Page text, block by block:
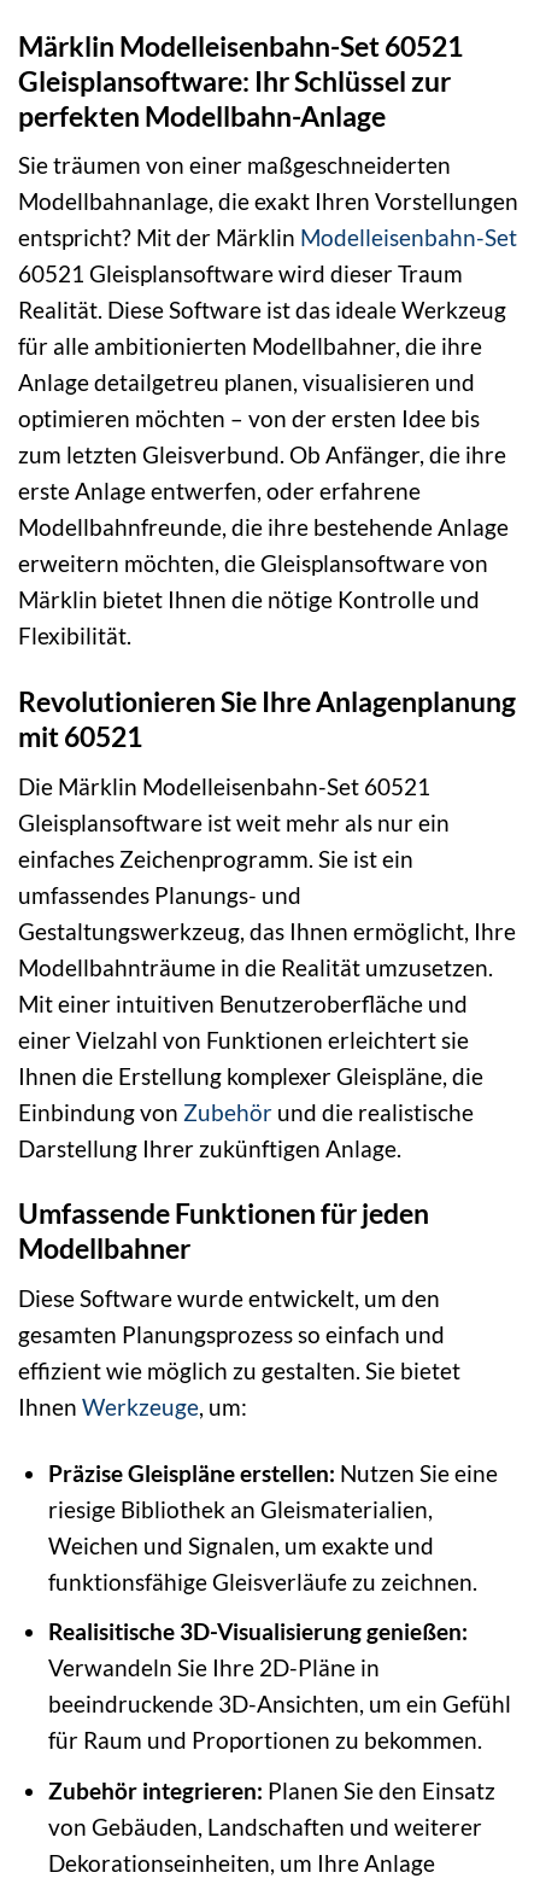
Märklin Modelleisenbahn-Set 60521
Gleisplansoftware: Ihr Schlüssel zur
perfekten Modellbahn-Anlage
Sie träumen von einer maßgeschneiderten
Modellbahnanlage, die exakt Ihren Vorstellungen
entspricht? Mit der Märklin Modelleisenbahn-Set
60521 Gleisplansoftware wird dieser Traum
Realität. Diese Software ist das ideale Werkzeug
für alle ambitionierten Modellbahner, die ihre
Anlage detailgetreu planen, visualisieren und
optimieren möchten – von der ersten Idee bis
zum letzten Gleisverbund. Ob Anfänger, die ihre
erste Anlage entwerfen, oder erfahrene
Modellbahnfreunde, die ihre bestehende Anlage
erweitern möchten, die Gleisplansoftware von
Märklin bietet Ihnen die nötige Kontrolle und
Flexibilität.
Revolutionieren Sie Ihre Anlagenplanung
mit 60521
Die Märklin Modelleisenbahn-Set 60521
Gleisplansoftware ist weit mehr als nur ein
einfaches Zeichenprogramm. Sie ist ein
umfassendes Planungs- und
Gestaltungswerkzeug, das Ihnen ermöglicht, Ihre
Modellbahnträume in die Realität umzusetzen.
Mit einer intuitiven Benutzeroberfläche und
einer Vielzahl von Funktionen erleichtert sie
Ihnen die Erstellung komplexer Gleispläne, die
Einbindung von Zubehör und die realistische
Darstellung Ihrer zukünftigen Anlage.
Umfassende Funktionen für jeden
Modellbahner
Diese Software wurde entwickelt, um den
gesamten Planungsprozess so einfach und
effizient wie möglich zu gestalten. Sie bietet
Ihnen Werkzeuge, um:
Präzise Gleispläne erstellen: Nutzen Sie eine
riesige Bibliothek an Gleismaterialien,
Weichen und Signalen, um exakte und
funktionsfähige Gleisverläufe zu zeichnen.
Realisitische 3D-Visualisierung genießen:
Verwandeln Sie Ihre 2D-Pläne in
beeindruckende 3D-Ansichten, um ein Gefühl
für Raum und Proportionen zu bekommen.
Zubehör integrieren: Planen Sie den Einsatz
von Gebäuden, Landschaften und weiterer
Dekorationseinheiten, um Ihre Anlage